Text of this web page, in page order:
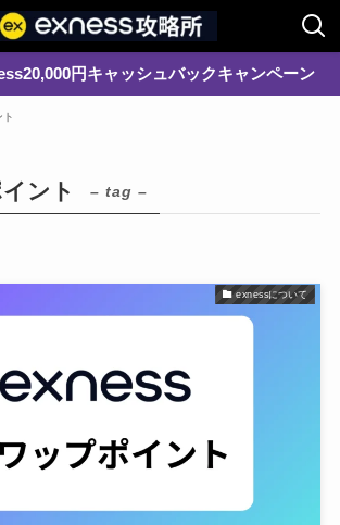
円キャッシュバックキャンペーン
ント – tag –
exnessについて